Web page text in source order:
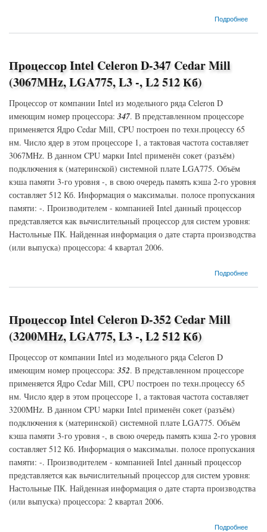
Подробнее
о Процессор Intel Celeron D-360 Cedar Mill (3460MHz, LGA775, L3 -, L2 512 Кб)
Процессор Intel Celeron D-347 Cedar Mill
(3067MHz, LGA775, L3 -, L2 512 Кб)
Процессор от компании Intel из модельного ряда Celeron D
имеющим номер процессора: 347. В представленном процессоре
применяется Ядро Cedar Mill, CPU построен по техн.процессу 65
нм. Число ядер в этом процессоре 1, а тактовая частота составляет
3067MHz. В данном CPU марки Intel применён сокет (разъём)
подключения к (материнской) системной плате LGA775. Объём
кэша памяти 3-го уровня -, в свою очередь память кэша 2-го уровня
составляет 512 Кб. Информация о максимальн. полосе пропускания
памяти: -. Производителем - компанией Intel данный процессор
представляется как вычислительный процессор для систем уровня:
Настольные ПК. Найденная информация о дате старта производства
(или выпуска) процессора: 4 квартал 2006.
Подробнее
о Процессор Intel Celeron D-347 Cedar Mill (3067MHz, LGA775, L3 -, L2 512 Кб)
Процессор Intel Celeron D-352 Cedar Mill
(3200MHz, LGA775, L3 -, L2 512 Кб)
Процессор от компании Intel из модельного ряда Celeron D
имеющим номер процессора: 352. В представленном процессоре
применяется Ядро Cedar Mill, CPU построен по техн.процессу 65
нм. Число ядер в этом процессоре 1, а тактовая частота составляет
3200MHz. В данном CPU марки Intel применён сокет (разъём)
подключения к (материнской) системной плате LGA775. Объём
кэша памяти 3-го уровня -, в свою очередь память кэша 2-го уровня
составляет 512 Кб. Информация о максимальн. полосе пропускания
памяти: -. Производителем - компанией Intel данный процессор
представляется как вычислительный процессор для систем уровня:
Настольные ПК. Найденная информация о дате старта производства
(или выпуска) процессора: 2 квартал 2006.
Подробнее
о Процессор Intel Celeron D-352 Cedar Mill (3200MHz, LGA775, L3 -, L2 512 Кб)